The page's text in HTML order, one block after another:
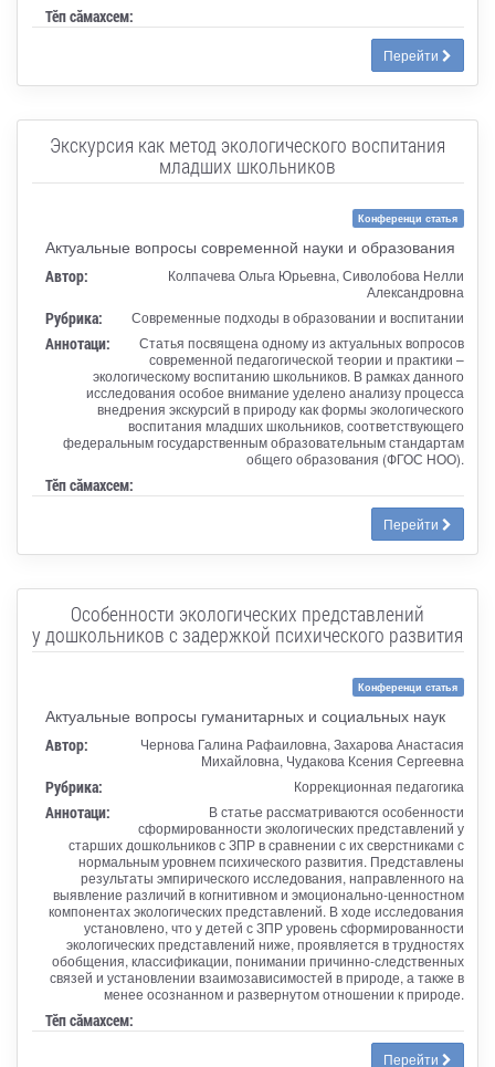
Тӗп сӑмахсем:
Перейти
Экскурсия как метод экологического воспитания
младших школьников
Конференци статья
Актуальные вопросы современной науки и образования
Автор:
Колпачева Ольга Юрьевна, Сиволобова Нелли
Александровна
Рубрика: Современные подходы в образовании и воспитании
Аннотаци:
Статья посвящена одному из актуальных вопросов
современной педагогической теории и практики –
экологическому воспитанию школьников. В рамках данного
исследования особое внимание уделено анализу процесса
внедрения экскурсий в природу как формы экологического
воспитания младших школьников, соответствующего
федеральным государственным образовательным стандартам
общего образования (ФГОС НОО).
Тӗп сӑмахсем:
Перейти
Особенности экологических представлений
у дошкольников с задержкой психического развития
Конференци статья
Актуальные вопросы гуманитарных и социальных наук
Автор:
Чернова Галина Рафаиловна, Захарова Анастасия
Михайловна, Чудакова Ксения Сергеевна
Рубрика: Коррекционная педагогика
Аннотаци:
В статье рассматриваются особенности
сформированности экологических представлений у
старших дошкольников с ЗПР в сравнении с их сверстниками с
нормальным уровнем психического развития. Представлены
результаты эмпирического исследования, направленного на
выявление различий в когнитивном и эмоционально-ценностном
компонентах экологических представлений. В ходе исследования
установлено, что у детей с ЗПР уровень сформированности
экологических представлений ниже, проявляется в трудностях
обобщения, классификации, понимании причинно-следственных
связей и установлении взаимозависимостей в природе, а также в
менее осознанном и развернутом отношении к природе.
Тӗп сӑмахсем:
Перейти